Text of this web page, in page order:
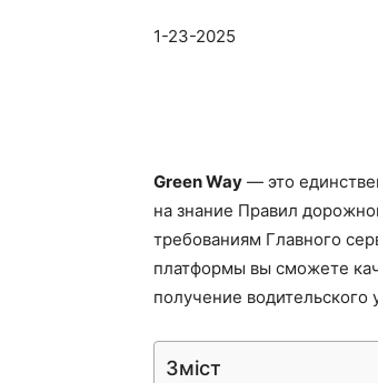
1-23-2025
Green Way — это
на знание Правил
требованиям Главного
платформы вы сможете
получение водительского
Зміст